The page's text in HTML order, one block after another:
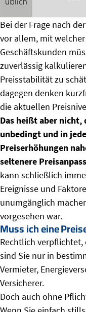
Bei der Frage nach
vor allem, mit
Geschäftskunden
zuverlässig
Preisstabilität zu
dagegen denken
die aktuellen
Das heißt aber nicht,
unbedingt und in
Preiserhöhungen
seltenere
kann schließlich
Ereignisse und
unumgänglich
vorgesehen war.
Muss ich eine
Rechtlich
sind Sie nur in
Vermieter,
Versicherer.
Doch auch ohne